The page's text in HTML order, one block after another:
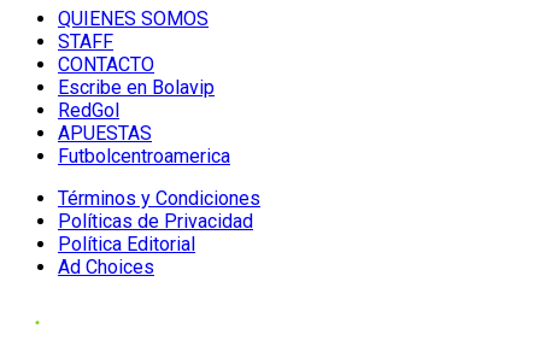
QUIENES SOMOS
STAFF
CONTACTO
Escribe en Bolavip
RedGol
APUESTAS
Futbolcentroamerica
Términos y Condiciones
Políticas de Privacidad
Política Editorial
Ad Choices